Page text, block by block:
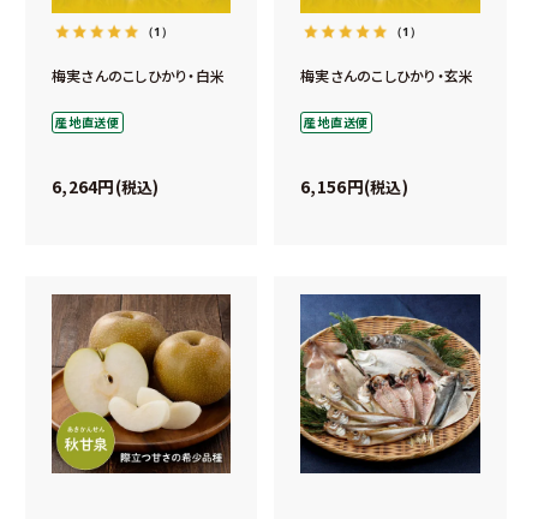
（1）
梅実さんのこしひかり・白米
産地直送便
6,264 税込
（1）
梅実さんのこしひかり・玄米
産地直送便
6,156 税込